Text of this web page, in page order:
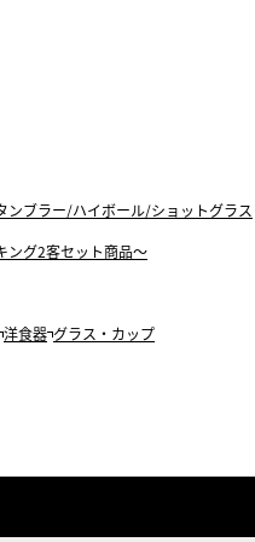
ンブラー/ハイボール/ショットグラス
ング2客セット商品～
洋食器 グラス・カップ